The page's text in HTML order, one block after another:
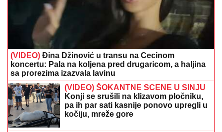
(VIDEO) Đina Džinović u transu na Cecinom
koncertu: Pala na koljena pred drugaricom, a haljina
sa prorezima izazvala lavinu
(VIDEO) ŠOKANTNE SCENE U SINJU
Konji se srušili na klizavom pločniku,
pa ih par sati kasnije ponovo upregli u
kočiju, mreže gore